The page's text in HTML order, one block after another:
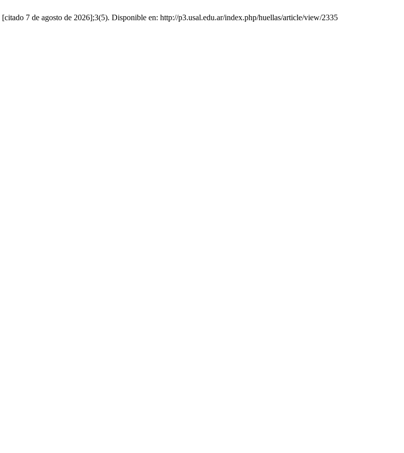
7 de agosto de 2026];3(5). Disponible en: http://p3.usal.edu.ar/index.php/huellas/article/view/2335